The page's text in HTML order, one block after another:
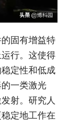
固有增益特
行。这使得
定性和低成
一类激光
射。研究人
定地工作在